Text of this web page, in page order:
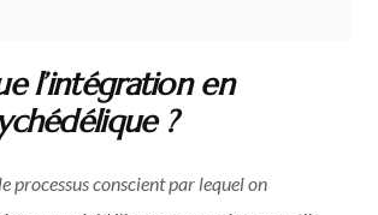
l’intégration en
?
processus conscient par lequel on